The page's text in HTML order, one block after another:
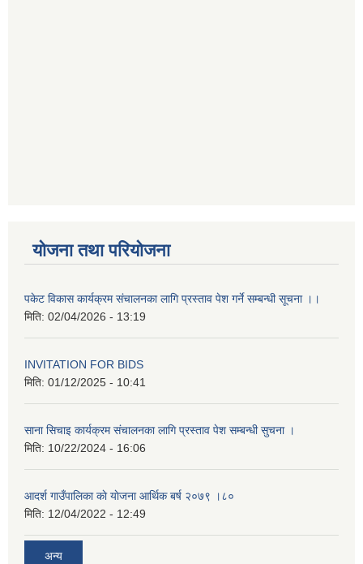
योजना तथा परियोजना
पकेट विकास कार्यक्रम संचालनका लागि प्रस्ताव पेश गर्ने सम्बन्धी सूचना ।।
मिति: 02/04/2026 - 13:19
INVITATION FOR BIDS
मिति: 01/12/2025 - 10:41
साना सिचाइ कार्यक्रम संचालनका लागि प्रस्ताव पेश सम्बन्धी सुचना ।
मिति: 10/22/2024 - 16:06
आदर्श गाउँपालिका काे याेजना आर्थिक बर्ष २०७९ ।८०
मिति: 12/04/2022 - 12:49
अन्य